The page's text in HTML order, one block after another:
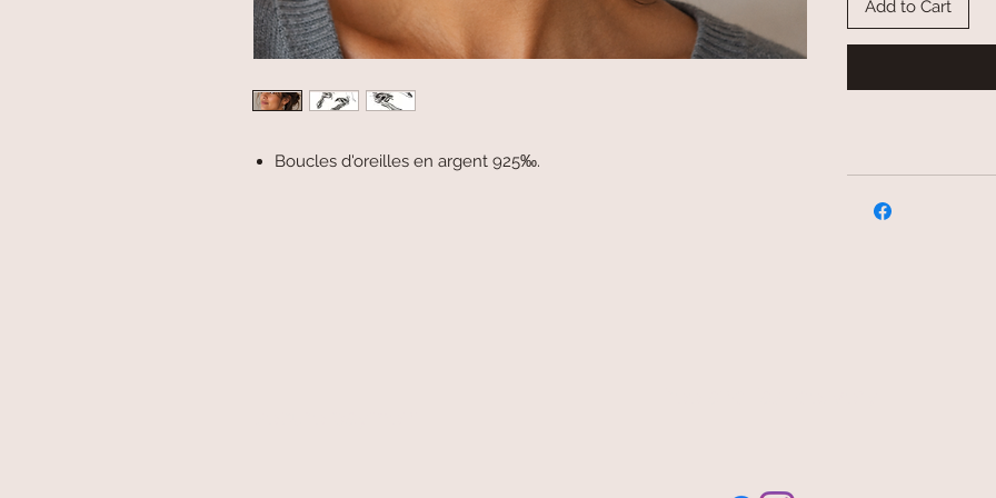
Boucles d'oreilles en argent 925‰.
Add to Cart